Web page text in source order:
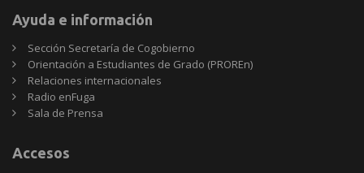
Ayuda e información
Sección Secretaría de Cogobierno
Orientación a Estudiantes de Grado (PROREn)
Relaciones internacionales
Radio enFuga
Sala de Prensa
Accesos